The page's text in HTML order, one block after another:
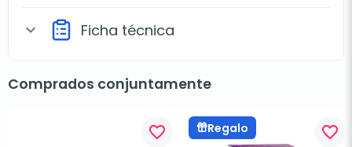
expand_more Ficha técnica
Comprados conjuntamente
favorite_border Regalo favorite_border